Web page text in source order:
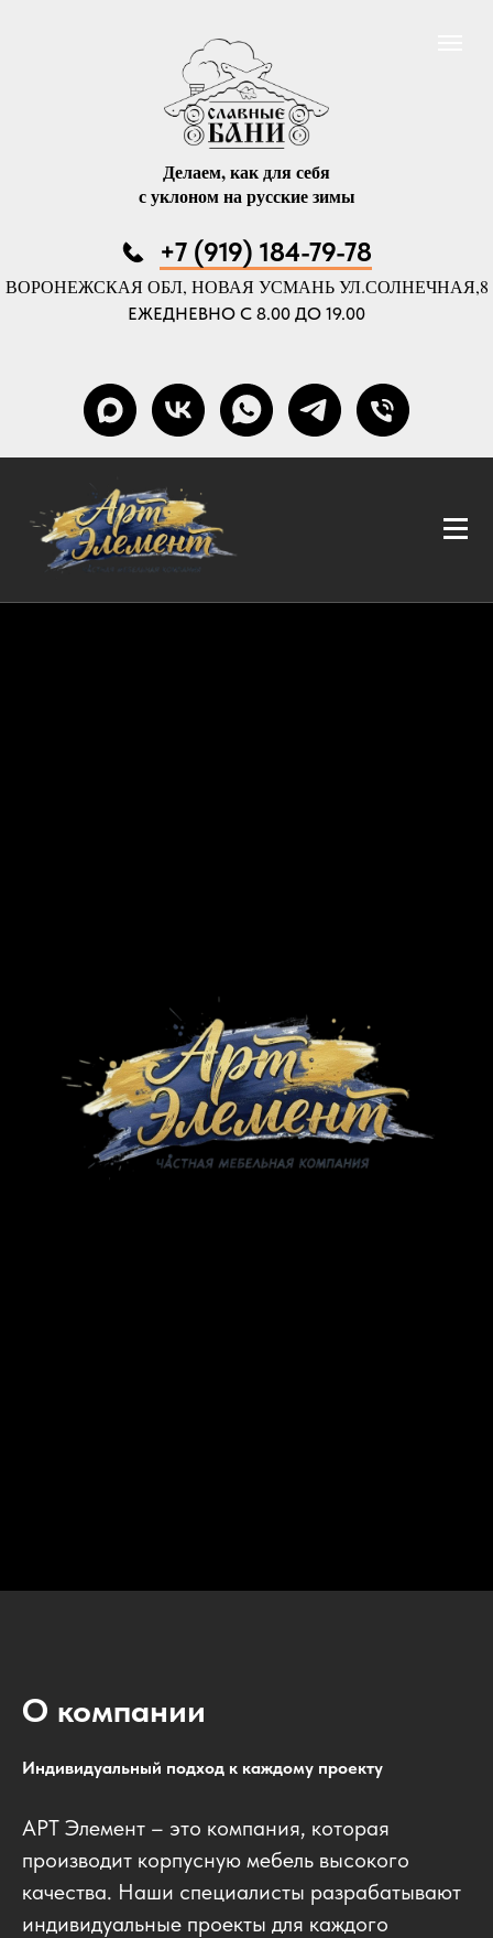
Делаем, как для себя
с уклоном на русские зимы
+7 (919) 184-79-78
ВОРОНЕЖСКАЯ ОБЛ, НОВАЯ УСМАНЬ УЛ.СОЛНЕЧНАЯ,8
ЕЖЕДНЕВНО С 8.00 ДО 19.00
О компании
Индивидуальный подход к каждому проекту
АРТ Элемент – это компания, которая
производит корпусную мебель высокого
качества. Наши специалисты разрабатывают
индивидуальные проекты для каждого